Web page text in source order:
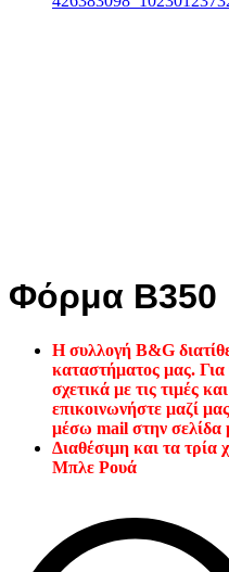
Φόρμα B350
Η συλλογή B&G
καταστήματος μας. Για
σχετικά με τις τιμές
επικοινωνήστε μαζί
μέσω mail στην σελίδα
Διαθέσιμη και τα
Μπλε Ρουά